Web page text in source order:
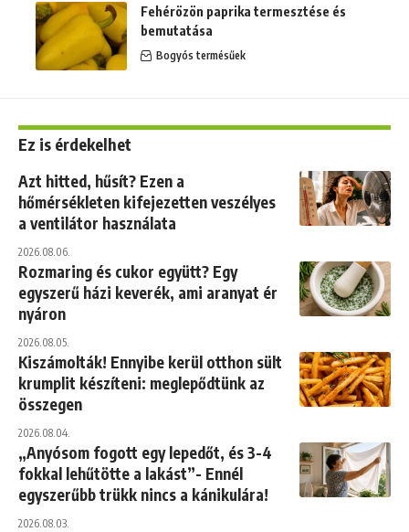
Fehérözön paprika termesztése és
bemutatása
Bogyós termésűek
Ez is érdekelhet
Azt hitted, hűsít? Ezen a
hőmérsékleten kifejezetten veszélyes
a ventilátor használata
2026.08.06.
Rozmaring és cukor együtt? Egy
egyszerű házi keverék, ami aranyat ér
nyáron
2026.08.05.
Kiszámolták! Ennyibe kerül otthon sült
krumplit készíteni: meglepődtünk az
összegen
2026.08.04.
„Anyósom fogott egy lepedőt, és 3-4
fokkal lehűtötte a lakást”- Ennél
egyszerűbb trükk nincs a kánikulára!
2026.08.03.